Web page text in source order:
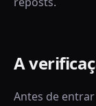
A
Antes de